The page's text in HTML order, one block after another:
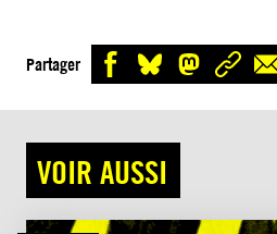
Partager
VOIR AUSSI